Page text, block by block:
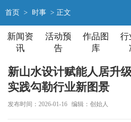
首页 > 时事 > 正文
新闻资
讯
活动预
告
作品图
库
行
新山水设计赋能人居升
实践勾勒行业新图景
发布时间：2026-01-16 编辑：创始人